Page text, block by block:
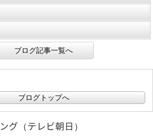
ブログ記事一覧へ
ブログトップへ
グ（テレビ朝日）